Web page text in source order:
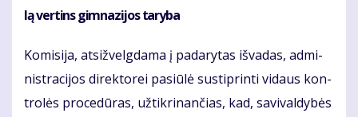
lą ver­tins gim­na­zi­jos ta­ry­ba
Ko­mi­si­ja, at­si­žvelg­da­ma į pa­da­ry­tas iš­va­das, ad­mi­
nist­ra­ci­jos di­rek­to­rei pa­siū­lė su­stip­rin­ti vi­daus kon­
tro­lės pro­ce­dū­ras, už­tik­ri­nan­čias, kad, sa­vi­val­dy­bės